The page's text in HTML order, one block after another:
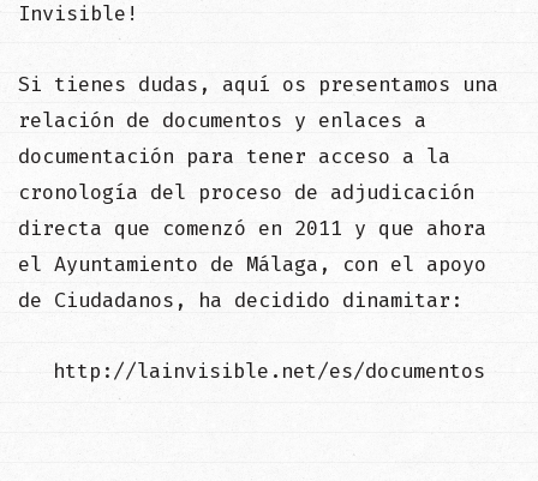
Invisible!
Si tienes dudas, aquí os presentamos una
relación de documentos y enlaces a
documentación para tener acceso a la
cronología del proceso de adjudicación
directa que comenzó en 2011 y que ahora
el Ayuntamiento de Málaga, con el apoyo
de Ciudadanos, ha decidido dinamitar:
http://lainvisible.net/es/documentos